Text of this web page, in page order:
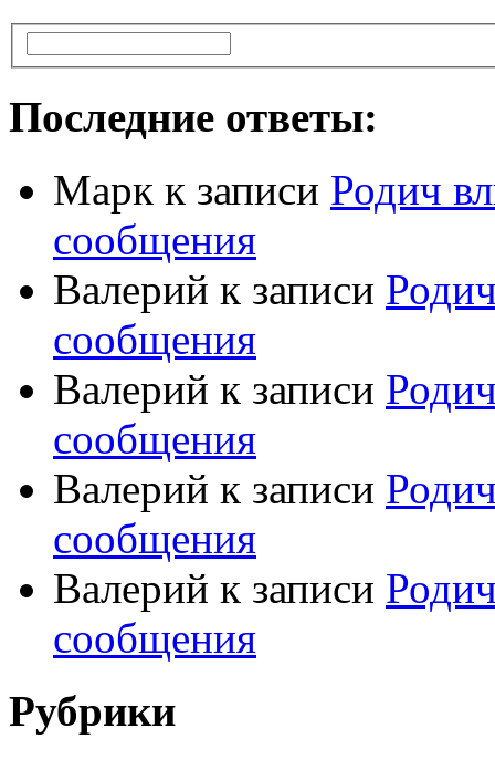
Последние ответы:
Марк к записи Родич
сообщения
Валерий к записи
сообщения
Валерий к записи
сообщения
Валерий к записи
сообщения
Валерий к записи
сообщения
Рубрики